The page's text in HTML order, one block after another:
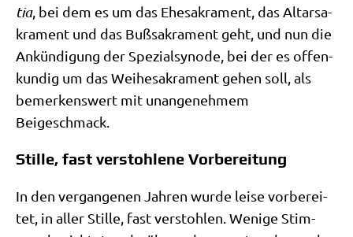
tia, bei dem es um das Ehe­sa­kra­ment, das Altar­sa­
kra­ment und das Buß­sa­kra­ment geht, und nun die
Ankün­di­gung der Spe­zi­al­syn­ode, bei der es offen­
kun­dig um das Wei­he­sa­kra­ment gehen soll, als
bemer­kens­wert mit unan­ge­neh­mem
Beigeschmack.
Stille, fast verstohlene Vorbereitung
In den ver­gan­ge­nen Jah­ren wur­de lei­se vor­be­rei­
tet, in aller Stil­le, fast ver­stoh­len. Weni­ge Stim­